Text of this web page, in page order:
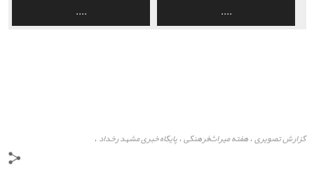
.... ....
گزارش تصویری،هفته میراث‌فرهنگی،پایگاه خبری مشهد رخداد ،